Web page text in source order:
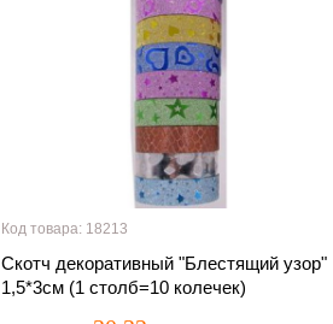
Код товара: 18213
Скотч декоративный "Блестящий узор"
1,5*3см (1 столб=10 колечек)